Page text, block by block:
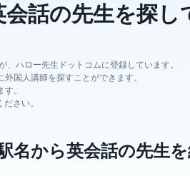
話の先生を探
ハロー先生ドットコムに登録しています。
国人講師を探すことができます。
。
さい。
名から英会話の先生